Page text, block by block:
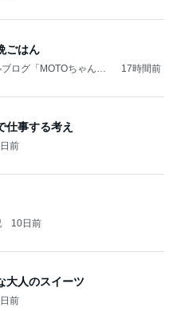
ごはん
ログ「MOTOちゃんと
17時間前
仕事する考え
前
10日前
大人のスイーツ
前